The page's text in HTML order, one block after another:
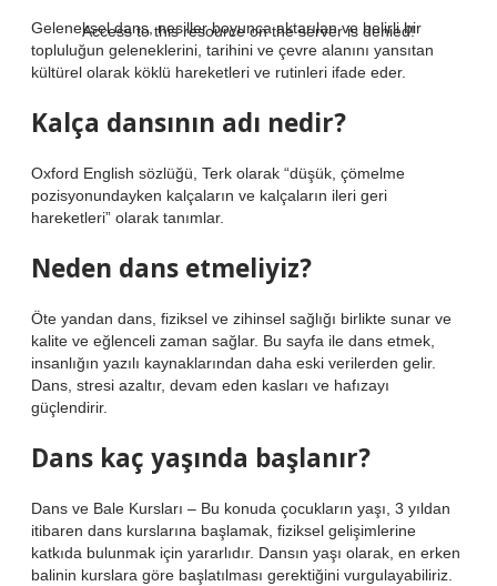
Geleneksel dans, nesiller boyunca aktarılan ve belirli bir
topluluğun geleneklerini, tarihini ve çevre alanını yansıtan
kültürel olarak köklü hareketleri ve rutinleri ifade eder.
Kalça dansının adı nedir?
Oxford English sözlüğü, Terk olarak “düşük, çömelme
pozisyonundayken kalçaların ve kalçaların ileri geri
hareketleri” olarak tanımlar.
Neden dans etmeliyiz?
Öte yandan dans, fiziksel ve zihinsel sağlığı birlikte sunar ve
kalite ve eğlenceli zaman sağlar. Bu sayfa ile dans etmek,
insanlığın yazılı kaynaklarından daha eski verilerden gelir.
Dans, stresi azaltır, devam eden kasları ve hafızayı
güçlendirir.
Dans kaç yaşında başlanır?
Dans ve Bale Kursları – Bu konuda çocukların yaşı, 3 yıldan
itibaren dans kurslarına başlamak, fiziksel gelişimlerine
katkıda bulunmak için yararlıdır. Dansın yaşı olarak, en erken
balinin kurslara göre başlatılması gerektiğini vurgulayabiliriz.
Access to this resource on the server is denied!